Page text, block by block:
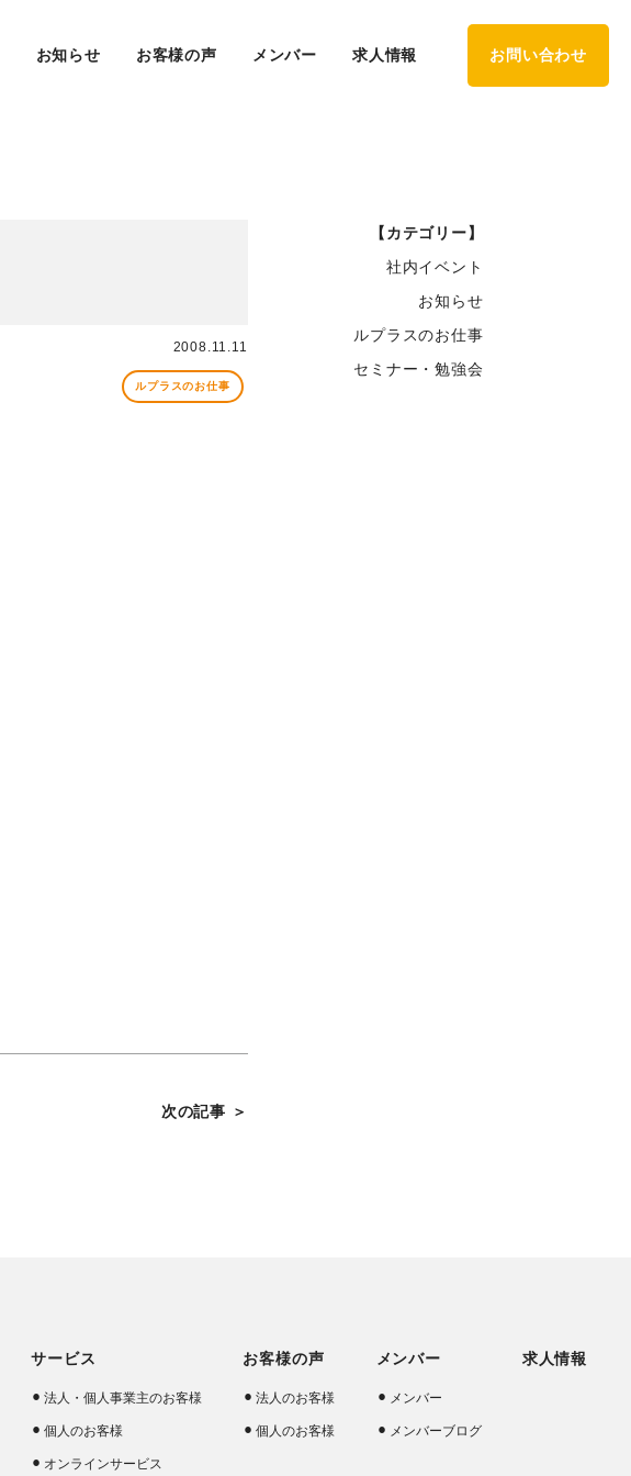
お知らせ お客様の声 メンバー 求人情報 お問い合わせ
2008.11.11
ルプラスのお仕事
次の記事 ＞
【カテゴリー】
社内イベント
お知らせ
ルプラスのお仕事
セミナー・勉強会
サービス
法人・個人事業主のお客様
個人のお客様
オンラインサービス
お客様の声
法人のお客様
個人のお客様
メンバー
メンバー
メンバーブログ
求人情報